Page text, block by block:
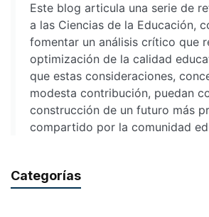
Este blog articula una serie de
a las Ciencias de la Educación,
fomentar un análisis crítico que
optimización de la calidad
que estas consideraciones,
modesta contribución, puedan
construcción de un futuro más
compartido por la comunidad
Categorías